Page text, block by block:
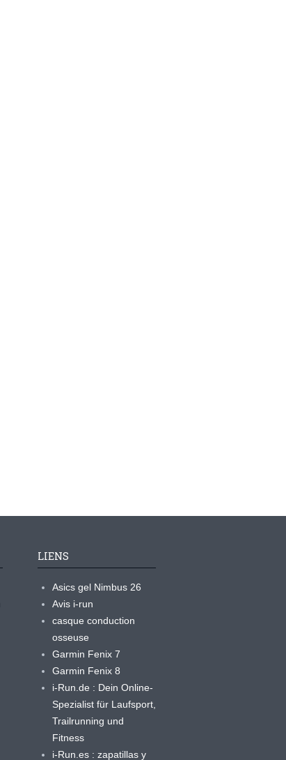
LIENS
Asics gel Nimbus 26
Avis i-run
casque conduction
osseuse
Garmin Fenix 7
Garmin Fenix 8
i-Run.de : Dein Online-
Spezialist für Laufsport,
Trailrunning und
Fitness
i-Run.es : zapatillas y